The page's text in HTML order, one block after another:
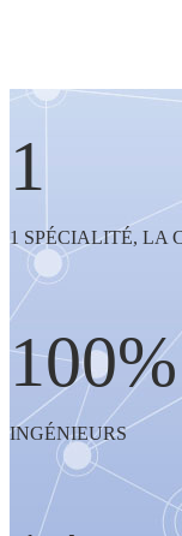
1
1 SPÉCIALITÉ, LA
100%
INGÉNIEURS